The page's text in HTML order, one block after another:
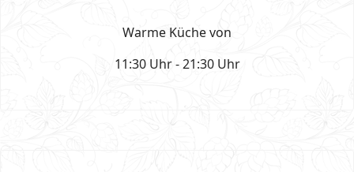
Warme Küche von
11:30 Uhr - 21:30 Uhr